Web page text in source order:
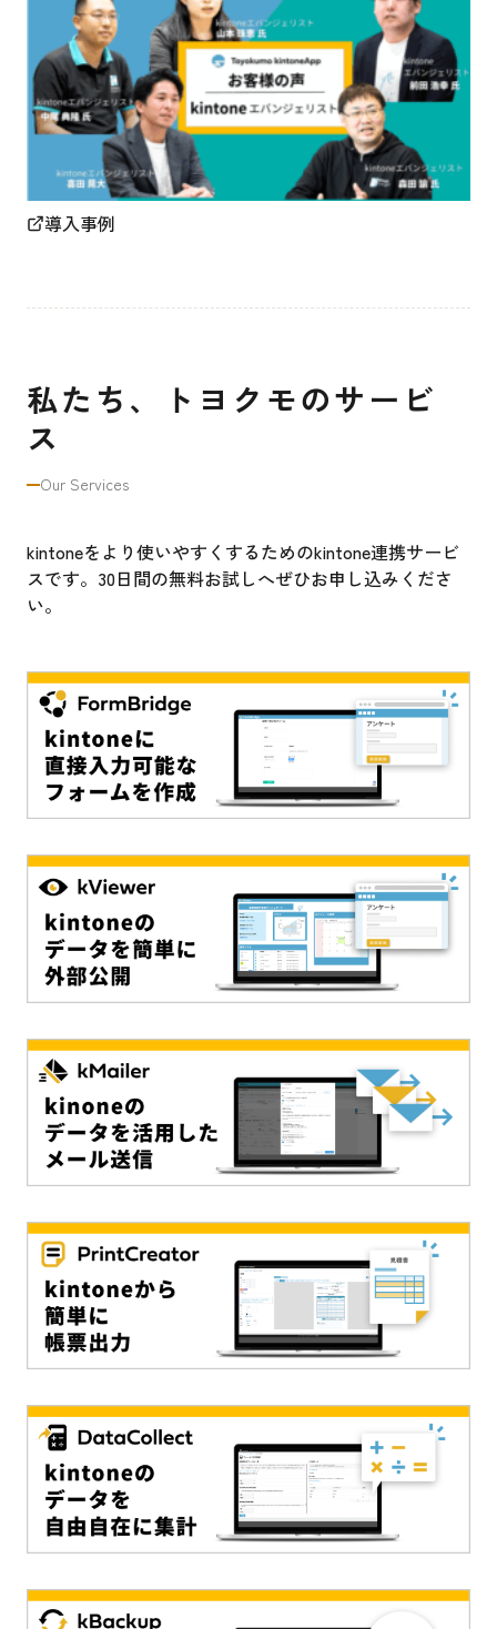
導入事例
私たち、トヨクモのサービ
ス
Our Services
kintoneをより使いやすくするためのkintone連携サービ
スです。30日間の無料お試しへぜひお申し込みくださ
い。